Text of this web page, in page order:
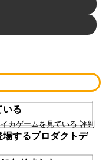
いる
カゲームを見ている 評判
展開が目白押しな感じが
場するプロダクトデ